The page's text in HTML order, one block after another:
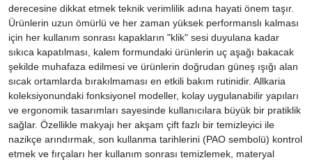
derecesine dikkat etmek teknik verimlilik adına hayati önem taşır.
Ürünlerin uzun ömürlü ve her zaman yüksek performanslı kalması
için her kullanım sonrası kapakların "klik" sesi duyulana kadar
sıkıca kapatılması, kalem formundaki ürünlerin uç aşağı bakacak
şekilde muhafaza edilmesi ve ürünlerin doğrudan güneş ışığı alan
sıcak ortamlarda bırakılmaması en etkili bakım rutinidir. Allkaria
koleksiyonundaki fonksiyonel modeller, kolay uygulanabilir yapıları
ve ergonomik tasarımları sayesinde kullanıcılara büyük bir pratiklik
sağlar. Özellikle makyajı her akşam çift fazlı bir temizleyici ile
nazikçe arındırmak, son kullanma tarihlerini (PAO sembolü) kontrol
etmek ve fırçaları her kullanım sonrası temizlemek, materyal